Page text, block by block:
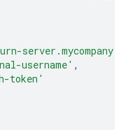
username' ,
token'